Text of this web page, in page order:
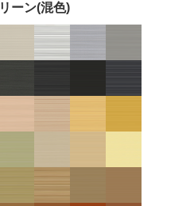
ーン(混色)